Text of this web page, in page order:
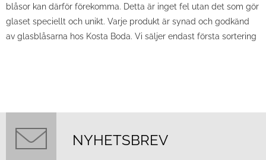
blåsor kan därför förekomma. Detta är inget fel utan det som gör
glaset speciellt och unikt. Varje produkt är synad och godkänd
av glasblåsarna hos Kosta Boda. Vi säljer endast första sortering
NYHETSBREV